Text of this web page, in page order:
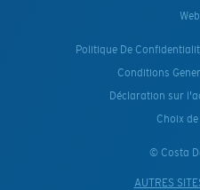
Politique De
Conditions
Déclaration sur
Choix
© Costa
AUTRES